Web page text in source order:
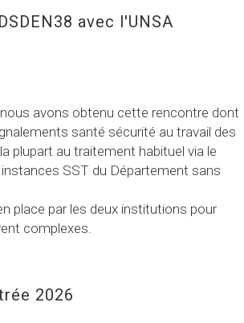
avec l'UNSA
avons obtenu cette rencontre dont
santé sécurité au travail des
plupart au traitement habituel via le
SST du Département sans
place par les deux institutions pour
complexes.
2026